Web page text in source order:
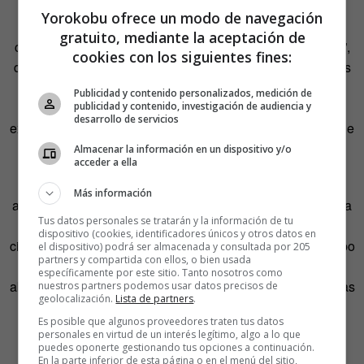
“El reto era que la medicina debía producirse a muy bajo
coste y ese era un reto que la academia no iba a resolver”,
declara Todd. Así que probó otra cosa: publicaba todos los
cuadernos de investigación y los datos a medida que los
producía aceptando aportaciones e interpretaciones
externas. Consiguió buenos consejos y un experimento que
resultó ser crucial en el proceso.
Este mes de mayo inicia —con fondos del Gobierno
australiano para tres años— una investigación abierta para
encontrar un tratamiento para la malaria utilizando a
científicos de todo el mundo que comparten datos en tiempo
real sin preocuparse de las patentes. Cree que la ciencia
abierta puede hacer grandes contribuciones en las primeras
fases, antes de la pruebas clínicas. Libre, sin perdón ni
permiso, para todos.
Yorokobu ofrece un modo de navegación
gratuito, mediante la aceptación de
cookies con los siguientes fines:
Publicidad y contenido personalizados, medición de
publicidad y contenido, investigación de audiencia y
desarrollo de servicios
Almacenar la información en un dispositivo y/o
acceder a ella
Más información
Tus datos personales se tratarán y la información de tu
dispositivo (cookies, identificadores únicos y otros datos en
el dispositivo) podrá ser almacenada y consultada por 205
partners y compartida con ellos, o bien usada
específicamente por este sitio. Tanto nosotros como
nuestros partners podemos usar datos precisos de
geolocalización. Lista de partners.
Es posible que algunos proveedores traten tus datos
personales en virtud de un interés legítimo, algo a lo que
puedes oponerte gestionando tus opciones a continuación.
En la parte inferior de esta página o en el menú del sitio,